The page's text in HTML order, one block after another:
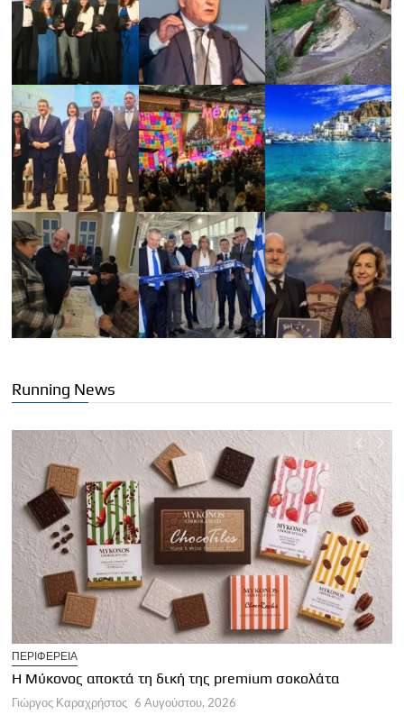
Running News
ΠΕΡΙΦΕΡΕΙΑ
Η Μύκονος αποκτά τη δική της premium σοκολάτα
Γιώργος Καραχρήστος 6 Αυγούστου, 2026